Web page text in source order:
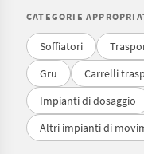
CATEGORIE
Soffiatori
Gru
Carrelli
Impianti di dosaggio
Altri impianti di